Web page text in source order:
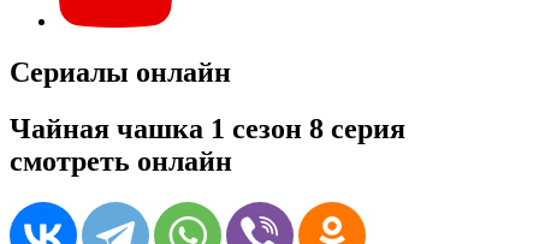
Сериалы онлайн
Чайная чашка 1 сезон 8 серия
смотреть онлайн